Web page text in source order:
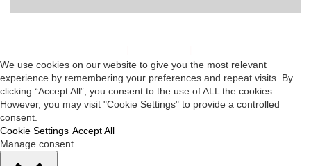
We use cookies on our website to give you the most relevant
experience by remembering your preferences and repeat visits. By
clicking “Accept All”, you consent to the use of ALL the cookies.
However, you may visit "Cookie Settings" to provide a controlled
consent.
Cookie Settings Accept All
Manage consent